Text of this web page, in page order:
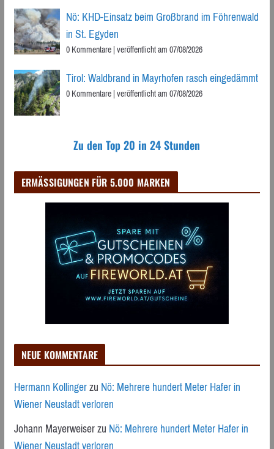
Nö: KHD-Einsatz beim Großbrand im Föhrenwald
in St. Egyden
0 Kommentare|veröffentlicht am 07/08/2026
Tirol: Waldbrand in Mayrhofen rasch eingedämmt
0 Kommentare|veröffentlicht am 07/08/2026
Zu den Top 20 in 24 Stunden
ERMÄSSIGUNGEN FÜR 5.000 MARKEN
NEUE KOMMENTARE
Hermann KollingerzuNö: Mehrere hundert Meter Hafer in
Wiener Neustadt verloren
Johann MayerweiserzuNö: Mehrere hundert Meter Hafer in